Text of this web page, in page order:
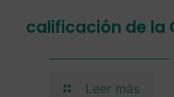
calificación de la
Leer más